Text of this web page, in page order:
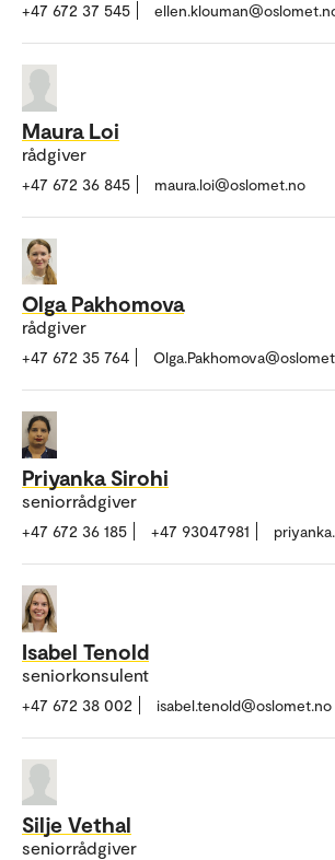
+47 672 37 545
Maura Loi
rådgiver
+47 672 36 845 maura.loi@oslomet.no
Olga Pakhomova
rådgiver
+47 672 35 764
Priyanka Sirohi
seniorrådgiver
+47 672 36 185 +47 93047981
Isabel Tenold
seniorkonsulent
+47 672 38 002 isabel.tenold@oslomet.no
Silje Vethal
seniorrådgiver